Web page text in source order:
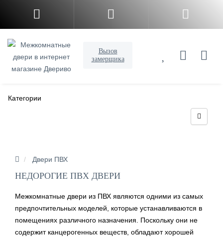
Вызов
замерщика
Категории
Двери ПВХ
НЕДОРОГИЕ ПВХ ДВЕРИ
Межкомнатные двери из ПВХ являются одними из самых
предпочтительных моделей, которые устанавливаются в
помещениях различного назначения. Поскольку они не
содержит канцерогенных веществ, обладают хорошей